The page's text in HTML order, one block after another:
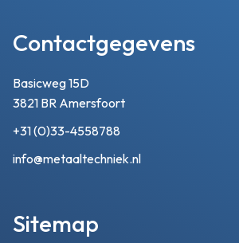
Contactgegevens
Basicweg 15D
3821 BR Amersfoort
+31 (0)33-4558788
info@metaaltechniek.nl
Sitemap